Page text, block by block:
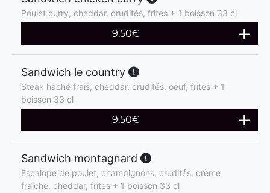
Poulet curry, cheddar, crudités, frites + 1 boisson 33 cl
9.50€
Sandwich le country
Steak haché frais, cheddar, crudités, oeuf, frites + 1
boisson 33 cl
9.50€
Sandwich montagnard
Escalope de poulet, champignons, crudités, crème
fraîche, cheddar, frites + 1 boisson 33 cl